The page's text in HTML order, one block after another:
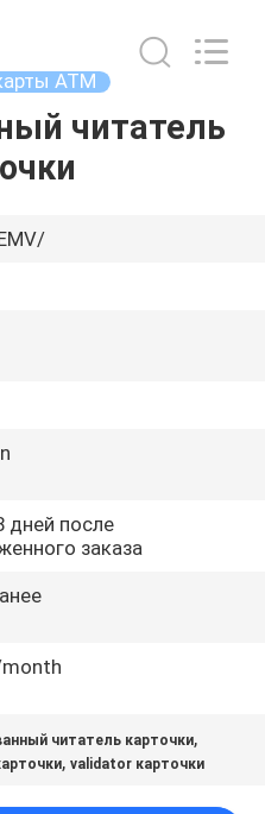
ATM
читатель
дней после
заказа
читатель карточки,
,validator карточки